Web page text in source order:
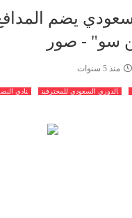
يضم
سو" - صور
منذ 5 سنوات
الدوري السعودي للمحترفين نادي